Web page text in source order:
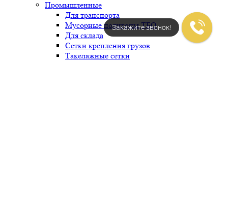
Промышленные
Для транспорта
Мусорные полигоны ТБО
Для склада
Сетки крепления грузов
Такелажные сетки
Закажите звонок!